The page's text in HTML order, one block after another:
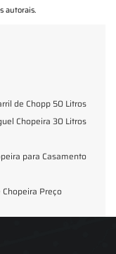
autorais.
de Chopp 50 Litros
Chopeira 30 Litros
para Casamento
Preço